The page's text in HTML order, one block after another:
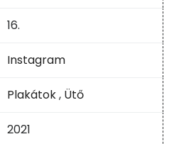
16.
Instagram
Plakátok, Ütő
2021